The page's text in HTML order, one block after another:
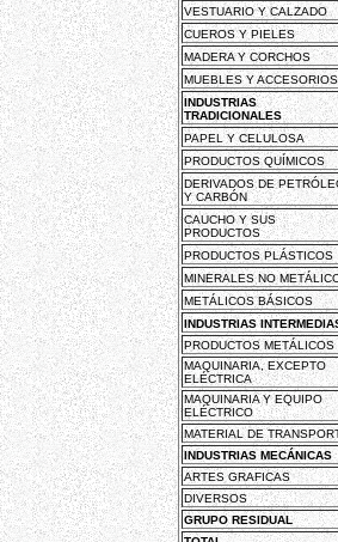
VESTUARIO Y CALZADO
CUEROS Y PIELES
MADERA Y CORCHOS
MUEBLES Y ACCESORIOS
INDUSTRIAS
TRADICIONALES
PAPEL Y CELULOSA
PRODUCTOS QUÍMICOS
DERIVADOS DE
Y CARBÓN
CAUCHO Y SUS
PRODUCTOS
PRODUCTOS PLÁSTICOS
MINERALES NO
METÁLICOS BÁSICOS
INDUSTRIAS
PRODUCTOS METÁLICOS
MAQUINARIA, EXCEPTO
ELÉCTRICA
MAQUINARIA Y EQUIPO
ELÉCTRICO
MATERIAL DE
INDUSTRIAS MECÁNICAS
ARTES GRAFICAS
DIVERSOS
GRUPO RESIDUAL